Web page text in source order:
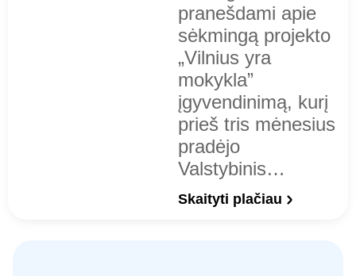
pranešdami apie
sėkmingą projekto
„Vilnius yra
mokykla”
įgyvendinimą, kurį
prieš tris mėnesius
pradėjo
Valstybinis…
Skaityti plačiau